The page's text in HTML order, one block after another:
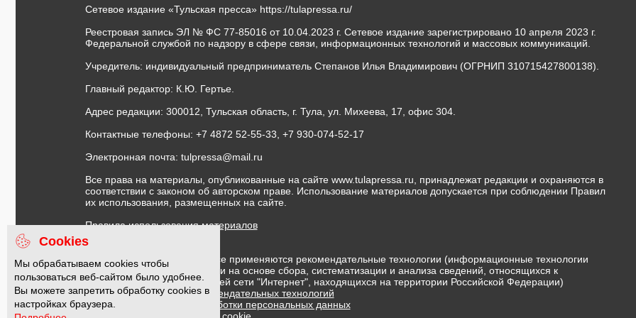
Сетевое издание «Тульская пресса» https://tulapressa.ru/
Реестровая запись ЭЛ № ФС 77-85016 от 10.04.2023 г. Сетевое издание зарегистрировано 10 апреля 2023 г.
Федеральной службой по надзору в сфере связи, информационных технологий и массовых коммуникаций.
Учредитель: индивидуальный предприниматель Степанов Илья Владимирович (ОГРНИП 310715427800138).
Главный редактор: К.Ю. Гертье.
Адрес редакции: 300012, Тульская область, г. Тула, ул. Михеева, 17, офис 304.
Контактные телефоны: +7 4872 52-55-33, +7 930-074-52-17
Электронная почта: tulpressa@mail.ru
Все права на материалы, опубликованные на сайте www.tulapressa.ru, принадлежат редакции и охраняются в
соответствии с законом об авторском праве. Использование материалов допускается при соблюдении Правил
их использования, размещенных на сайте.
Правила использования материалов
Договор публичной оферты
На информационном ресурсе применяются рекомендательные технологии (информационные технологии
предоставления информации на основе сбора, систематизации и анализа сведений, относящихся к
предпочтениям пользователей сети "Интернет", находящихся на территории Российской Федерации)
Правила применения рекомендательных технологий
Политика в отношении обработки персональных данных
Cookies
Мы обрабатываем cookies чтобы
пользоваться веб-сайтом было удобнее.
Вы можете запретить обработку cookies в
настройках браузера.